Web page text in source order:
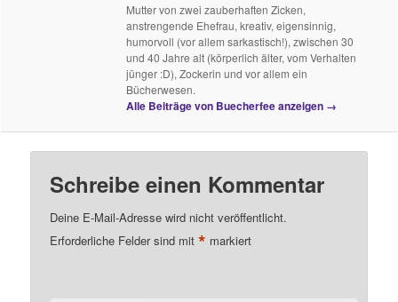
Mutter von zwei zauberhaften Zicken,
anstrengende Ehefrau, kreativ, eigensinnig,
humorvoll (vor allem sarkastisch!), zwischen 30
und 40 Jahre alt (körperlich älter, vom Verhalten
jünger :D), Zockerin und vor allem ein
Bücherwesen.
Alle Beiträge von Buecherfee anzeigen →
Schreibe einen Kommentar
Deine E-Mail-Adresse wird nicht veröffentlicht.
Erforderliche Felder sind mit* markiert